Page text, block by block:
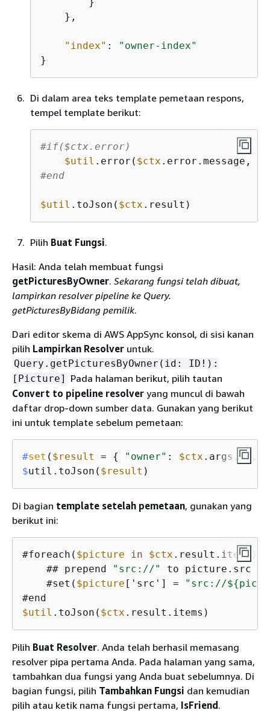
    },
"index" :
"owner-index"
}
Di dalam area teks template pemetaan respons,
tempel template berikut:
#if($ctx.error)
$util .error( $ctx .error.message,
#end
$util .toJson( $ctx .result)
Pilih Buat Fungsi.
Hasil: Anda telah membuat fungsi
getPicturesByOwner. Sekarang fungsi telah dibuat,
lampirkan resolver pipeline ke Query.
getPicturesByBidang pemilik.
Dari editor skema di AWS AppSync konsol, di sisi kanan
pilih Lampirkan Resolver untuk.
Query.getPicturesByOwner(id: ID!):
[Picture]
Pada halaman berikut, pilih tautan
Convert to pipeline resolver yang muncul di bawah
daftar drop-down sumber data. Gunakan yang berikut
ini untuk template sebelum pemetaan:
#set ( $result = { "owner" : $ctx .args.id,
$util.toJson( $result )
Di bagian template setelah pemetaan, gunakan yang
berikut ini:
#foreach( $picture in $ctx .result.items)
    ## prepend
"src://"
to picture.src
    #set(
$picture ['src'] = "src://${
$util .toJson( $ctx .result.items)
Pilih Buat Resolver. Anda telah berhasil memasang
resolver pipa pertama Anda. Pada halaman yang sama,
tambahkan dua fungsi yang Anda buat sebelumnya. Di
bagian fungsi, pilih Tambahkan Fungsi dan kemudian
pilih atau ketik nama fungsi pertama, IsFriend .